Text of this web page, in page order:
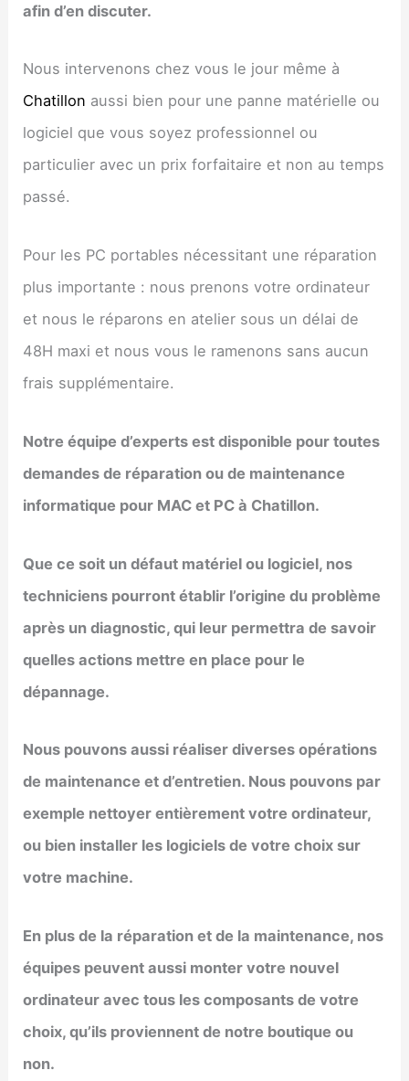
afin d’en discuter.
Nous intervenons chez vous le jour même à
Chatillon aussi bien pour une panne matérielle ou
logiciel que vous soyez professionnel ou
particulier avec un prix forfaitaire et non au temps
passé.
Pour les PC portables nécessitant une réparation
plus importante : nous prenons votre ordinateur
et nous le réparons en atelier sous un délai de
48H maxi et nous vous le ramenons sans aucun
frais supplémentaire.
Notre équipe d’experts est disponible pour toutes
demandes de réparation ou de maintenance
informatique pour MAC et PC à Chatillon.
Que ce soit un défaut matériel ou logiciel, nos
techniciens pourront établir l’origine du problème
après un diagnostic, qui leur permettra de savoir
quelles actions mettre en place pour le
dépannage.
Nous pouvons aussi réaliser diverses opérations
de maintenance et d’entretien. Nous pouvons par
exemple nettoyer entièrement votre ordinateur,
ou bien installer les logiciels de votre choix sur
votre machine.
En plus de la réparation et de la maintenance, nos
équipes peuvent aussi monter votre nouvel
ordinateur avec tous les composants de votre
choix, qu’ils proviennent de notre boutique ou
non.